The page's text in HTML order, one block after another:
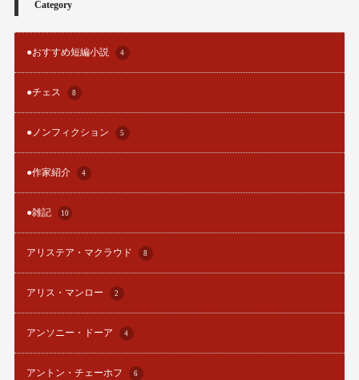
Category
●おすすめ短編小説 4
●チェス 8
●ノンフィクション 5
●作家紹介 4
●雑記 10
アリステア・マクラウド 8
アリス・マンロー 2
アンソニー・ドーア 4
アントン・チェーホフ 6